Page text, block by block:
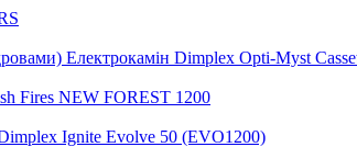
Електрокамін Dimplex Opti-Myst
Fires NEW FOREST 1200
Ignite Evolve 50 (EVO1200)